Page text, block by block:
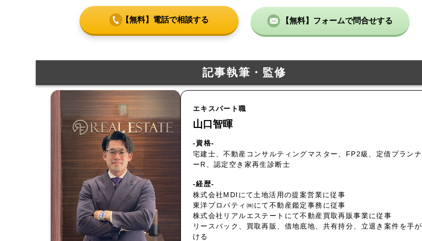
【無料】電話で相談する 【無料】フォームで問合せする
記事執筆・監修
エキスパート職
山口智暉
-資格-
宅建士、不動産コンサルティングマスター、FP2級、定借プランナ
ーR、認定空き家再生診断士
-経歴-
株式会社MDIにて土地活用の提案営業に従事
東洋プロパティ㈱にて不動産鑑定事務に従事
株式会社リアルエステートにて不動産買取再販事業に従事
リースバック、買取再販、借地底地、共有持分、立退き案件を手が
ける